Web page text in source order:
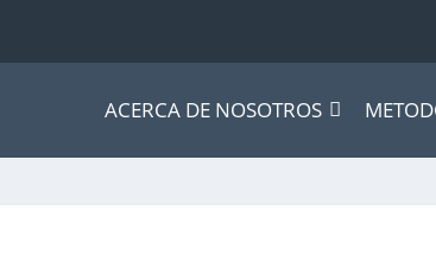
ACERCA DE NOSOTROS